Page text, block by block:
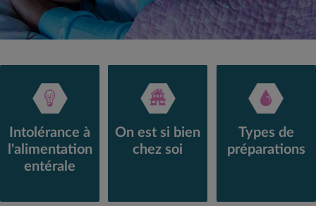
Intolérance à
l'alimentation
entérale
On est si bien
chez soi
Types de
préparations